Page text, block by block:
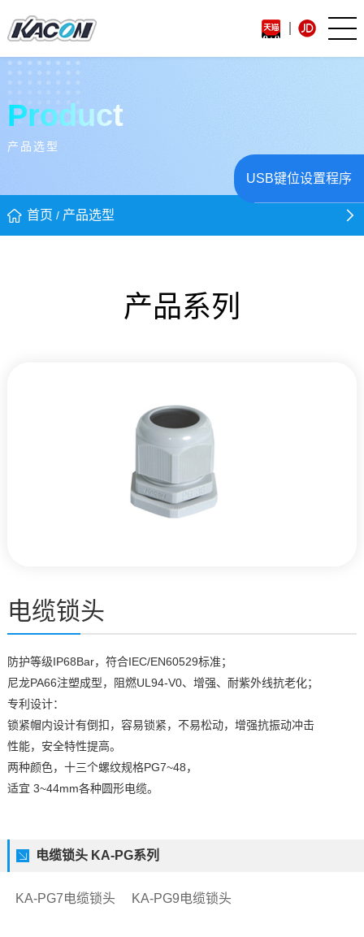
Product
产品选型
首页 / 产品选型
产品系列
电缆锁头
防护等级IP68Bar，符合IEC/EN60529标准；
尼龙PA66注塑成型，阻燃UL94-V0、增强、耐紫外线抗老化；
专利设计：
锁紧帽内设计有倒扣，容易锁紧，不易松动，增强抗振动冲击
性能，安全特性提高。
两种颜色，十三个螺纹规格PG7~48，
适宜 3~44mm各种圆形电缆。
电缆锁头 KA-PG系列
KA-PG7电缆锁头 KA-PG9电缆锁头
USB键位设置程序